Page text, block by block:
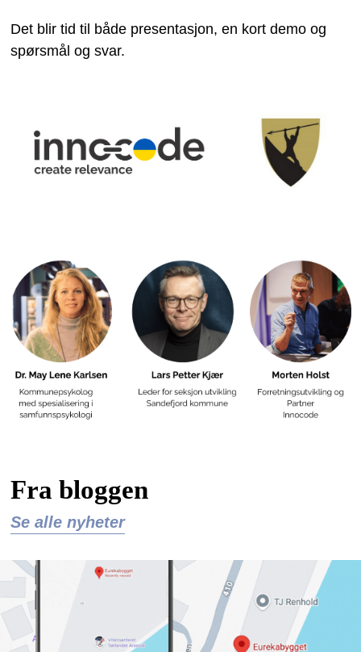
Det blir tid til både presentasjon, en kort demo og
spørsmål og svar.
Fra bloggen
Se alle nyheter